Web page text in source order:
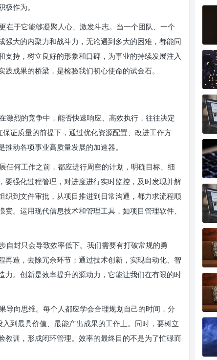
作为。
在于它能够凝聚人心、激发斗志。当一个团队、一个
大的内聚力和战斗力，无论遇到多大的困难，都能同
持，树立良好的形象和口碑，为事业的持续发展注入
成果的桥梁，是检验我们初心使命的试金石。
激烈的竞争中，能否快速响应、高效执行，往往决定
证质量的前提下，通过优化资源配置、改进工作方
动各项事业高质量发展的加速器。
任何工作之前，都应进行周密的计划，明确目标、细
强化过程管理，对进度进行实时监控，及时发现并解
到文件审批，从项目推进到日常沟通，都力求流程顺
。运用现代信息技术和管理工具，如项目管理软件、
自封只会导致效率低下。我们需要有打破常规的勇
造，去除冗余环节；通过技术创新，实现自动化、智
。创新是效率提升的源动力，它能让我们在有限的时
导向思维。每个人都应学会合理规划自己的时间，分
到最具价值、最能产出成果的工作上。同时，要树立
训，形成闭环管理。效率的最终目的不是为了忙碌而